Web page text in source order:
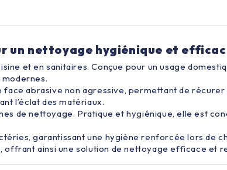
un nettoyage hygiénique et
et en sanitaires. Conçue pour un usage
abrasive non agressive, permettant de
l’éclat des matériaux.
de nettoyage. Pratique et hygiénique, elle est
garantissant une hygiène renforcée lors de
offrant ainsi une solution de nettoyage efficace et